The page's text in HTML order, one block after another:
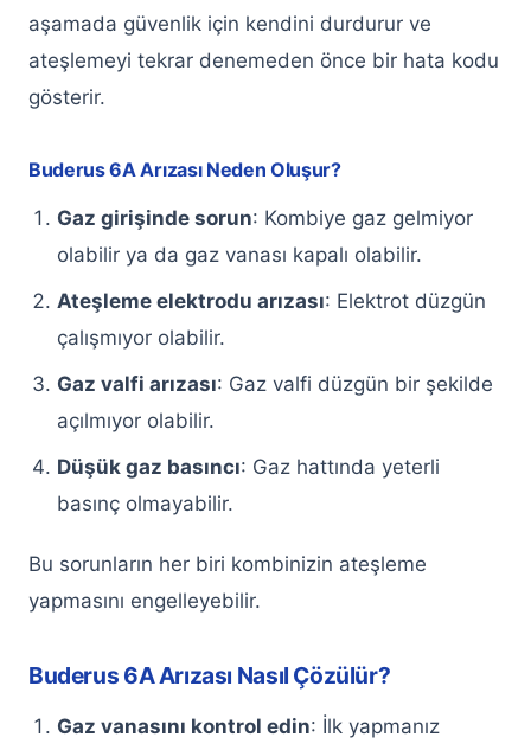
Keçiören Baymak Kombi Servisi
Keçiören Demirdöküm Kombi Servisi
Keçiören Vaillant Kombi Servisi
Keçiören Ferroli Kombi Servisi
Keçiören Ariston Kombi Servisi
Keçiören Bosch Kombi Servisi
Keçiören Buderus Kombi Servisi
Servisi
Servisi
aşamada güvenlik için kendini durdurur ve
ateşlemeyi tekrar denemeden önce bir hata kodu
gösterir.
Buderus 6A Arızası Neden Oluşur?
Gaz girişinde sorun: Kombiye gaz gelmiyor
olabilir ya da gaz vanası kapalı olabilir.
Ateşleme elektrodu arızası: Elektrot düzgün
çalışmıyor olabilir.
Gaz valfi arızası: Gaz valfi düzgün bir şekilde
açılmıyor olabilir.
Düşük gaz basıncı: Gaz hattında yeterli
basınç olmayabilir.
Bu sorunların her biri kombinizin ateşleme
yapmasını engelleyebilir.
Buderus 6A Arızası Nasıl Çözülür?
Gaz vanasını kontrol edin: İlk yapmanız